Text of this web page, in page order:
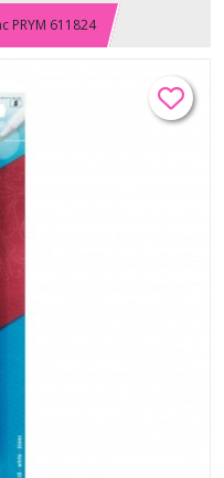
PRYM 611824